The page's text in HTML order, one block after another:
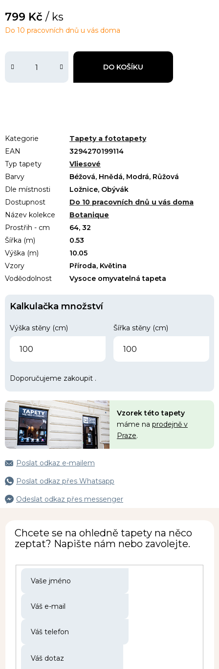
799 Kč / ks
DO KOŠÍKU
Do 10 pracovních dnů u vás doma
Kategorie
Tapety a fototapety
EAN
3294270199114
Typ tapety
Vliesové
Barvy
Béžová, Hnědá, Modrá, Růžová
Dle místnosti
Ložnice, Obývák
Dostupnost
Do 10 pracovních dnů u vás doma
Název kolekce
Botanique
Prostřih - cm
64, 32
Šířka (m)
0.53
Výška (m)
10.05
Vzory
Příroda, Květina
Voděodolnost
Vysoce omyvatelná tapeta
Kalkulačka množství
Výška stěny (cm) Šířka stěny (cm)
Doporučujeme zakoupit .
Vzorek této tapety
máme na prodejně v
Praze.
Poslat odkaz e-mailem
Poslat odkaz přes Whatsapp
Odeslat odkaz přes messenger
Chcete se na ohledně tapety na něco
zeptat? Napište nám nebo zavolejte.